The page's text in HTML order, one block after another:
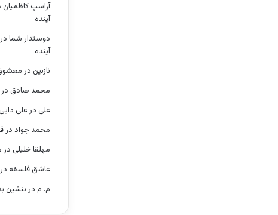
آراسپ کاظمیان
آینده
دوستدار شما در
آینده
نازنین در
محمد صادق
علی در علی
محمد جواد در
مهلقا خلیلی در
عاشق فلسفه در
م. م در بنشین